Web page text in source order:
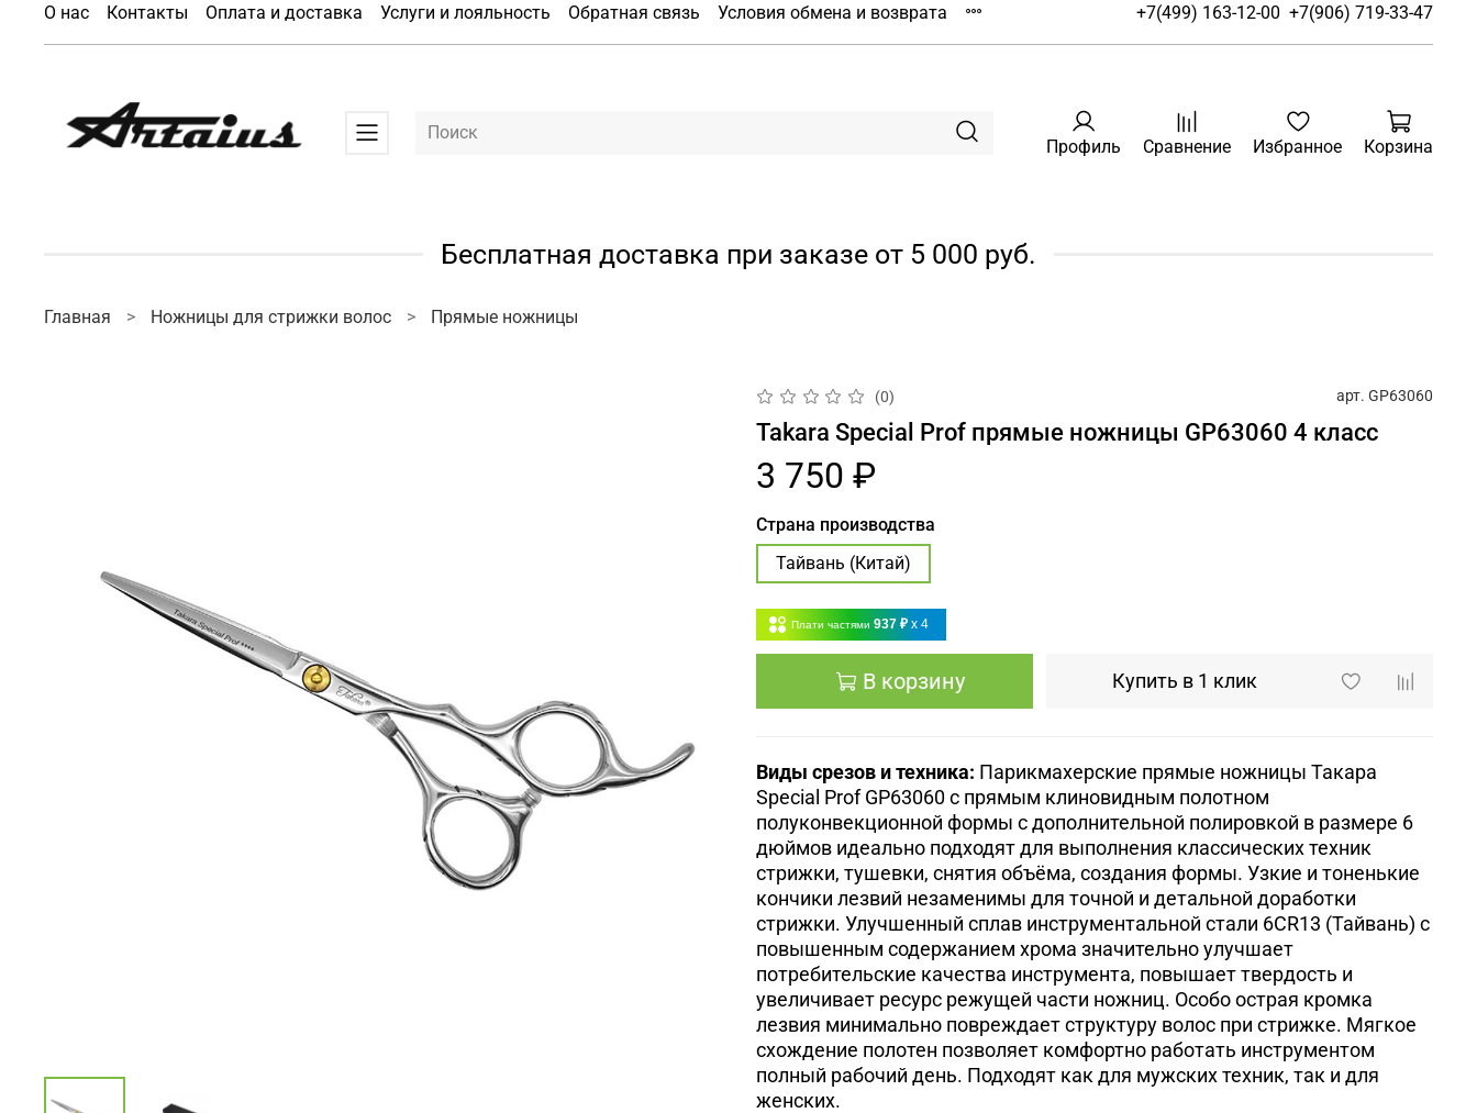
О нас Контакты Оплата и доставка Услуги и лояльность Обратная связь Условия обмена и возврата +7(499) 163-12-00 +7(906) 719-33-47
Профиль Сравнение Избранное Корзина
Бесплатная доставка при заказе от 5 000 руб.
Главная Ножницы для стрижки волос Прямые ножницы
(0) арт. GP63060
Takara Special Prof прямые ножницы GP63060 4 класс
3 750 ₽
Страна производства
Тайвань (Китай)
Плати частями 937 ₽ x 4
В корзину Купить в 1 клик
Виды срезов и техника: Парикмахерские прямые ножницы Такара
Special Prof GP63060 с прямым клиновидным полотном
полуконвекционной формы c дополнительной полировкой в размере 6
дюймов идеально подходят для выполнения классических техник
стрижки, тушевки, снятия объёма, создания формы. Узкие и тоненькие
кончики лезвий незаменимы для точной и детальной доработки
стрижки. Улучшенный сплав инструментальной стали 6CR13 (Тайвань) с
повышенным содержанием хрома значительно улучшает
потребительские качества инструмента, повышает твердость и
увеличивает ресурс режущей части ножниц. Особо острая кромка
лезвия минимально повреждает структуру волос при стрижке. Мягкое
схождение полотен позволяет комфортно работать инструментом
полный рабочий день. Подходят как для мужских техник, так и для
женских.